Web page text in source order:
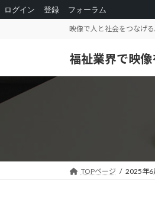
へ
ョ
ログイン 登録 フォーラム
映像で人と社会をつなげる
福祉業界で映
TOPページ 2025年6